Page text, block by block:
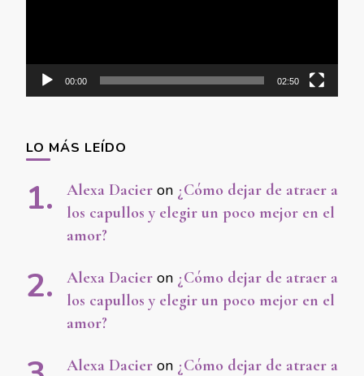
00:00 02:50
LO MÁS LEÍDO
Alexa Dacier on ¿Cómo dejar de atraer a
los capullos y elegir un poco mejor en el
amor?
Alexa Dacier on ¿Cómo dejar de atraer a
los capullos y elegir un poco mejor en el
amor?
Alexa Dacier on ¿Cómo dejar de atraer a